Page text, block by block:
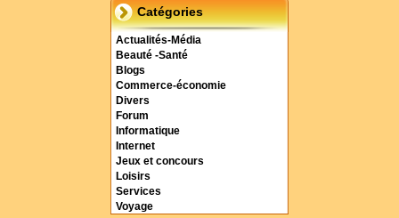
Catégories
Actualités-Média
Beauté -Santé
Blogs
Commerce-économie
Divers
Forum
Informatique
Internet
Jeux et concours
Loisirs
Services
Voyage